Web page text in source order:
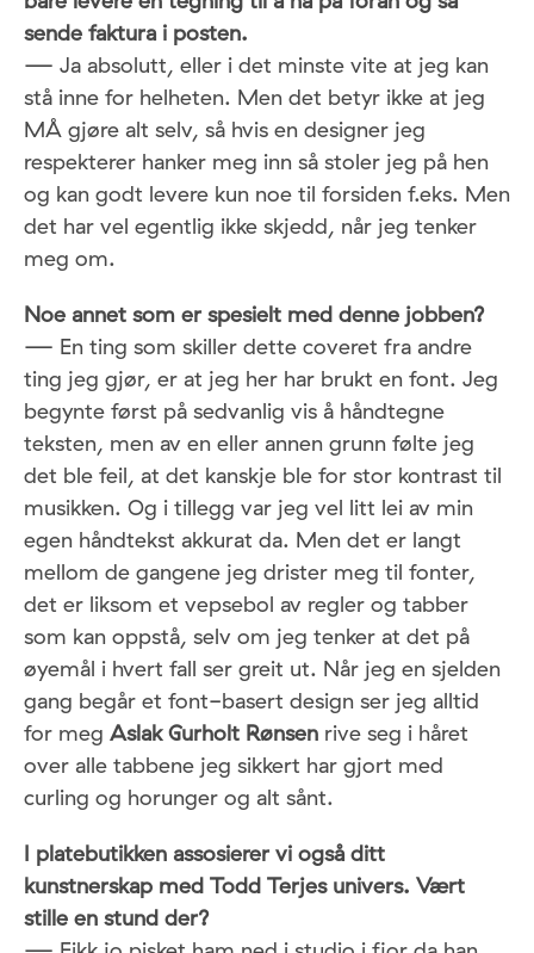
sende faktura i posten.
— Ja absolutt, eller i det minste vite at jeg kan
stå inne for helheten. Men det betyr ikke at jeg
MÅ gjøre alt selv, så hvis en designer jeg
respekterer hanker meg inn så stoler jeg på hen
og kan godt levere kun noe til forsiden f.eks. Men
det har vel egentlig ikke skjedd, når jeg tenker
meg om.
Noe annet som er spesielt med denne jobben?
— En ting som skiller dette coveret fra andre
ting jeg gjør, er at jeg her har brukt en font. Jeg
begynte først på sedvanlig vis å håndtegne
teksten, men av en eller annen grunn følte jeg
det ble feil, at det kanskje ble for stor kontrast til
musikken. Og i tillegg var jeg vel litt lei av min
egen håndtekst akkurat da. Men det er langt
mellom de gangene jeg drister meg til fonter,
det er liksom et vepsebol av regler og tabber
som kan oppstå, selv om jeg tenker at det på
øyemål i hvert fall ser greit ut. Når jeg en sjelden
gang begår et font-basert design ser jeg alltid
for meg Aslak Gurholt Rønsen rive seg i håret
over alle tabbene jeg sikkert har gjort med
curling og horunger og alt sånt.
I platebutikken assosierer vi også ditt
kunstnerskap med Todd Terjes univers. Vært
stille en stund der?